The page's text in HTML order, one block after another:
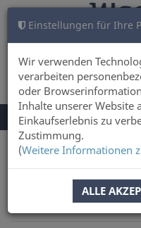
Einstellungen für Ihre
Wir verwenden
verarbeiten
oder
Inhalte unserer Website
Einkaufserlebnis zu
Zustimmung.
(Weitere Informationen
ALLE
NAVIGATION
UMSCHALTEN
Menü
Sie sind hier:
Artikel